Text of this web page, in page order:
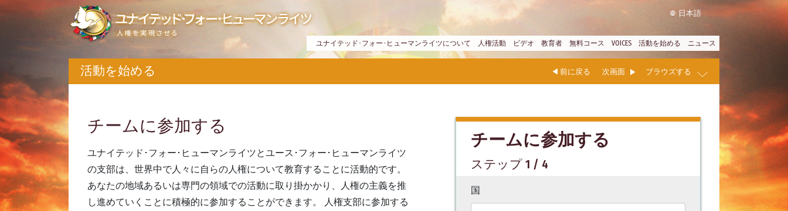
日本語
ユナイテッド･フォー･ヒューマンライツについて 人権活動 ビデオ 教育者 無料コース VOICES 活動を始める ニュース
活動を始める 次画面
前に戻る ブラウズする
チームに参加する
ユナイテッド･フォー･ヒューマンライツとユース･フォー･ヒューマンライツ
の支部は、世界中で人々に自らの人権について教育することに活動的です。
あなたの地域あるいは専門の領域での活動に取り掛かかり、人権の主義を推
し進めていくことに積極的に参加することができます。 人権支部に参加する
チームに参加する
ステップ 1 / 4
国